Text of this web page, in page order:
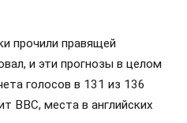
прочили правящей
и эти прогнозы в целом
голосов в 131 из 136
ВВС, места в английских